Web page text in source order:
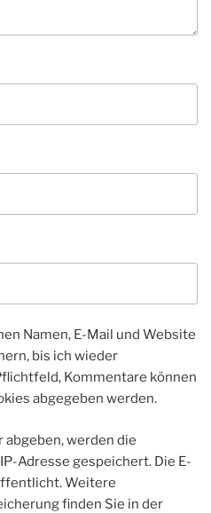
Namen, E-Mail und Website
bis ich wieder
Kommentare können
abgegeben werden.
werden die
Adresse gespeichert. Die E-
Weitere
finden Sie in der